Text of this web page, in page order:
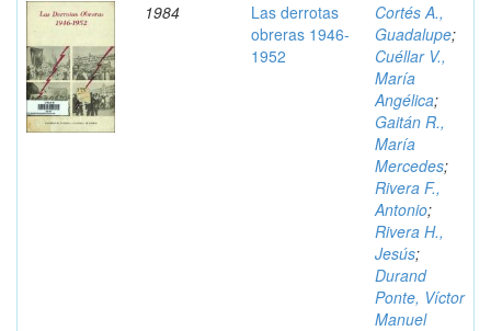
1984
Las derrotas
obreras 1946-
1952
Cortés A.,
Guadalupe;
Cuéllar V.,
María
Angélica;
Gaitán R.,
María
Mercedes;
Rivera F.,
Antonio;
Rivera H.,
Jesús;
Durand
Ponte, Víctor
Manuel